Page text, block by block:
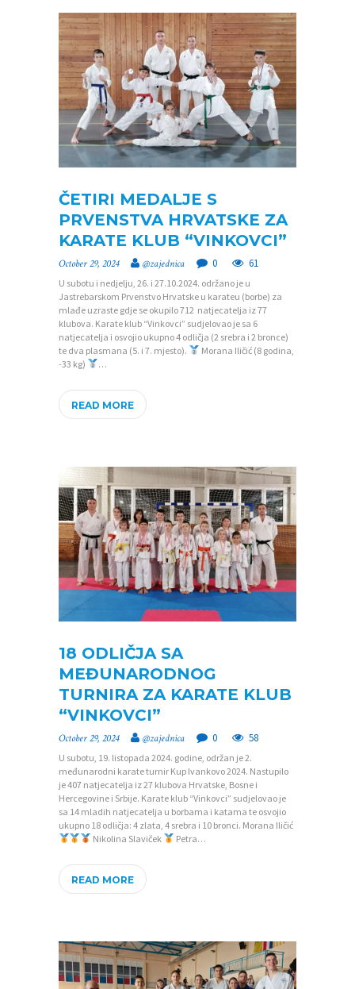
ČETIRI MEDALJE S
PRVENSTVA HRVATSKE ZA
KARATE KLUB “VINKOVCI”
October 29, 2024 @zajednica 0 61
U subotu i nedjelju, 26. i 27.10.2024. održano je u
Jastrebarskom Prvenstvo Hrvatske u karateu (borbe) za
mlađe uzraste gdje se okupilo 712 natjecatelja iz 77
klubova. Karate klub “Vinkovci” sudjelovao je sa 6
natjecatelja i osvojio ukupno 4 odličja (2 srebra i 2 bronce)
te dva plasmana (5. i 7. mjesto).
Morana Iličić (8 godina,
-33 kg)
…
READ MORE
18 ODLIČJA SA
MEĐUNARODNOG
TURNIRA ZA KARATE KLUB
“VINKOVCI”
October 29, 2024 @zajednica 0 58
U subotu, 19. listopada 2024. godine, održan je 2.
međunarodni karate turnir Kup Ivankovo 2024. Nastupilo
je 407 natjecatelja iz 27 klubova Hrvatske, Bosne i
Hercegovine i Srbije. Karate klub “Vinkovci” sudjelovao je
sa 14 mladih natjecatelja u borbama i katama te osvojio
ukupno 18 odličja: 4 zlata, 4 srebra i 10 bronci. Morana Iličić
Nikolina Slaviček
Petra…
READ MORE